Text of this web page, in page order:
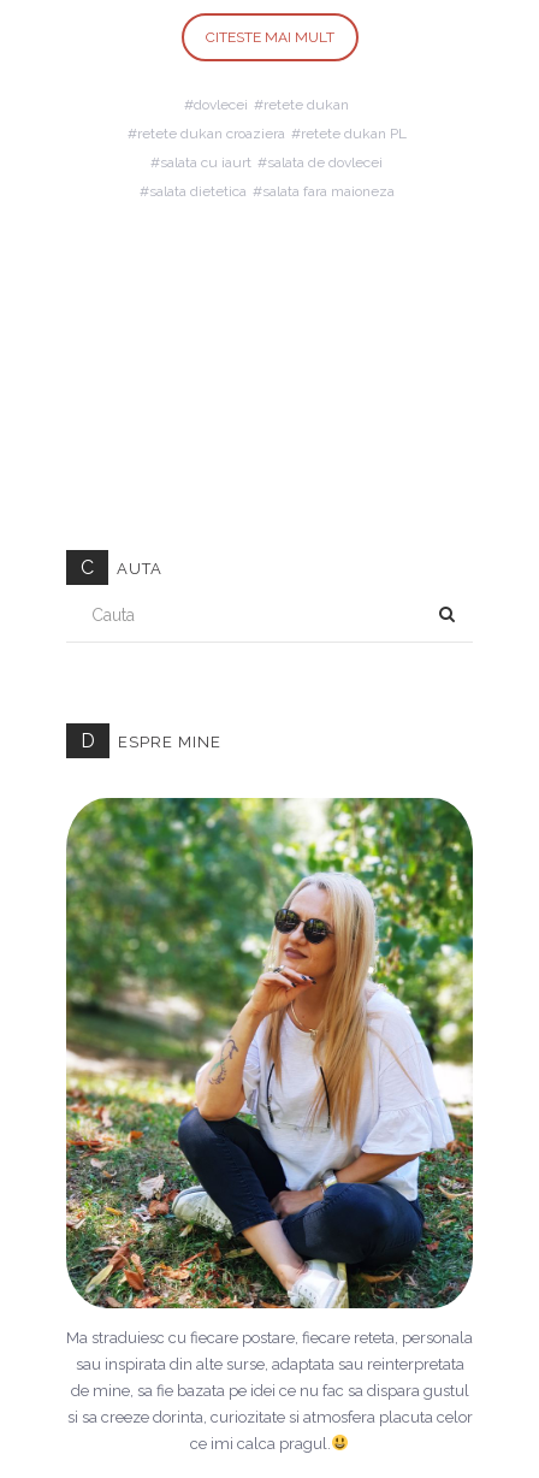
CITESTE MAI MULT
dovlecei
retete dukan
retete dukan croaziera
retete dukan PL
salata cu iaurt
salata de dovlecei
salata dietetica
salata fara maioneza
C AUTA
D ESPRE MINE
Ma straduiesc cu fiecare postare, fiecare reteta, personala
sau inspirata din alte surse, adaptata sau reinterpretata
de mine, sa fie bazata pe idei ce nu fac sa dispara gustul
si sa creeze dorinta, curiozitate si atmosfera placuta celor
ce imi calca pragul.